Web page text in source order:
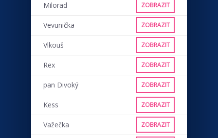
Milorad ZOBRAZIT
Vevunička ZOBRAZIT
Vlkouš ZOBRAZIT
Rex ZOBRAZIT
pan Divoký ZOBRAZIT
Kess ZOBRAZIT
Važečka ZOBRAZIT